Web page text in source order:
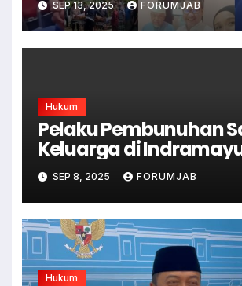
SEP 13, 2025 FORUMJAB
Hukum
Pelaku Pembunuhan
Keluarga di
Ditangkap
SEP 8, 2025 FORUMJAB
Hukum